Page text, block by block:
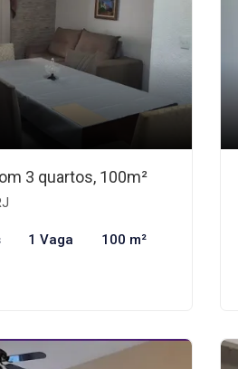
3 quartos, 100m²
1 Vaga 100 m²